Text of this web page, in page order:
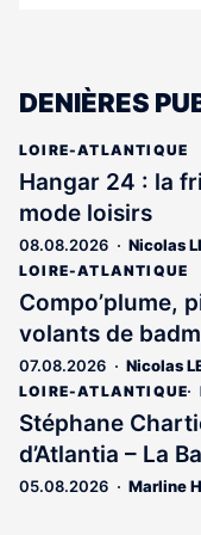
DENIÈRES
LOIRE-ATLANTIQUE
Hangar 24 : la
mode loisirs
08.08.2026 Nicolas
LOIRE-ATLANTIQUE
Compo’plume,
volants de
07.08.2026 Nicolas
LOIRE-ATLANTIQUE
Stéphane
d’Atlantia – La
05.08.2026 Marline